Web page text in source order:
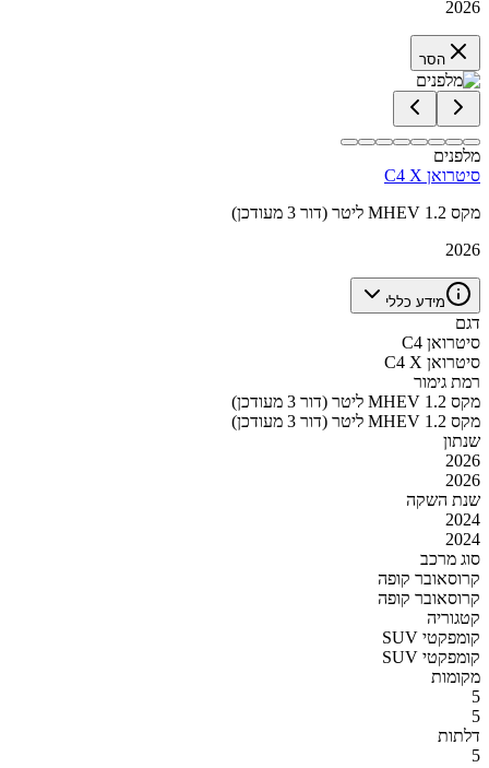
2026
הסר
מלפנים
סיטרואן C4 X
מקס MHEV 1.2 ליטר (דור 3 מעודכן)
2026
מידע כללי
דגם
סיטרואן C4
סיטרואן C4 X
רמת גימור
מקס MHEV 1.2 ליטר (דור 3 מעודכן)
מקס MHEV 1.2 ליטר (דור 3 מעודכן)
שנתון
2026
2026
שנת השקה
2024
2024
סוג מרכב
קרוסאובר קופה
קרוסאובר קופה
קטגוריה
SUV קומפקטי
SUV קומפקטי
מקומות
5
5
דלתות
5